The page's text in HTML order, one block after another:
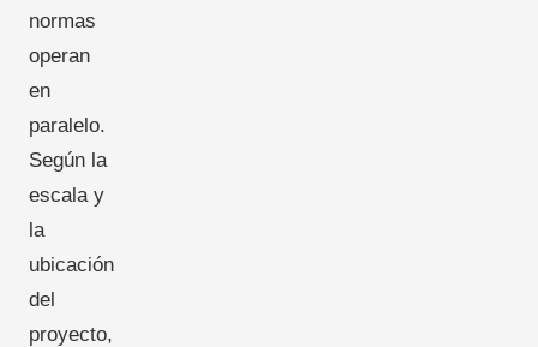
normas
operan
en
paralelo.
Según la
escala y
la
ubicación
del
proyecto,